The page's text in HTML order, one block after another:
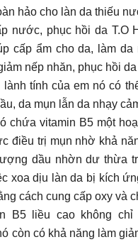
hảo cho làn da thiếu
nước, phục hồi da T.O
cấp ẩm cho da, làm da
nếp nhăn, phục hồi
tính của em nó có
da mụn lẫn da nhạy
chứa vitamin B5 một
điều trị mụn nhờ khả
dầu nhờn dư thừa
xoa dịu làn da bị kích
cách cung cấp oxy và
B5 liều cao không chỉ
còn có khả năng làm